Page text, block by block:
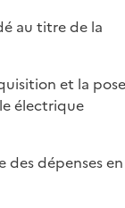
au titre de la
et la
électrique
dépenses en